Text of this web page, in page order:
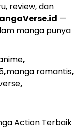
review, dan
—
manga punya
,
,manga romantis,
,
Action Terbaik